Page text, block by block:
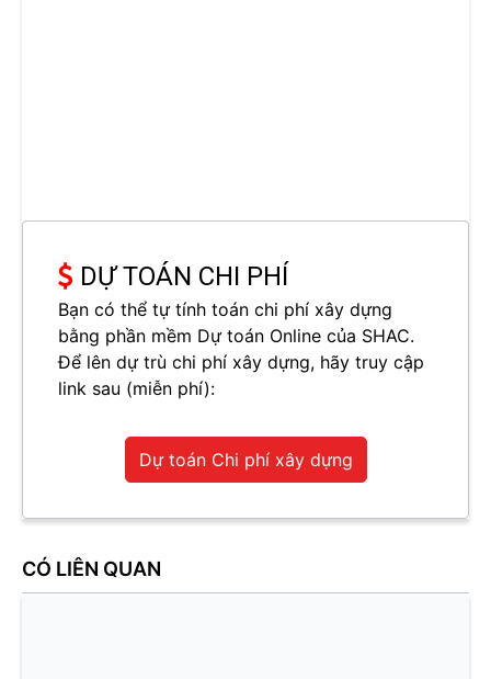
DỰ TOÁN CHI PHÍ
Bạn có thể tự tính toán chi phí xây dựng
bằng phần mềm Dự toán Online của SHAC.
Để lên dự trù chi phí xây dựng, hãy truy cập
link sau (miễn phí):
Dự toán Chi phí xây dựng
CÓ LIÊN QUAN